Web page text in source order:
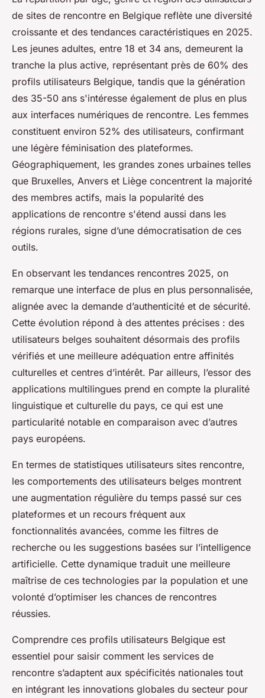
de sites de rencontre en Belgique reflète une diversité
croissante et des tendances caractéristiques en 2025.
Les jeunes adultes, entre 18 et 34 ans, demeurent la
tranche la plus active, représentant près de 60% des
profils utilisateurs Belgique, tandis que la génération
des 35-50 ans s'intéresse également de plus en plus
aux interfaces numériques de rencontre. Les femmes
constituent environ 52% des utilisateurs, confirmant
une légère féminisation des plateformes.
Géographiquement, les grandes zones urbaines telles
que Bruxelles, Anvers et Liège concentrent la majorité
des membres actifs, mais la popularité des
applications de rencontre s'étend aussi dans les
régions rurales, signe d’une démocratisation de ces
outils.
En observant les tendances rencontres 2025, on
remarque une interface de plus en plus personnalisée,
alignée avec la demande d’authenticité et de sécurité.
Cette évolution répond à des attentes précises : des
utilisateurs belges souhaitent désormais des profils
vérifiés et une meilleure adéquation entre affinités
culturelles et centres d’intérêt. Par ailleurs, l’essor des
applications multilingues prend en compte la pluralité
linguistique et culturelle du pays, ce qui est une
particularité notable en comparaison avec d’autres
pays européens.
En termes de statistiques utilisateurs sites rencontre,
les comportements des utilisateurs belges montrent
une augmentation régulière du temps passé sur ces
plateformes et un recours fréquent aux
fonctionnalités avancées, comme les filtres de
recherche ou les suggestions basées sur l’intelligence
artificielle. Cette dynamique traduit une meilleure
maîtrise de ces technologies par la population et une
volonté d’optimiser les chances de rencontres
réussies.
Comprendre ces profils utilisateurs Belgique est
essentiel pour saisir comment les services de
rencontre s’adaptent aux spécificités nationales tout
en intégrant les innovations globales du secteur pour